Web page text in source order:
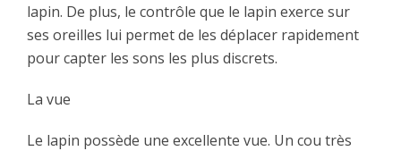
lapin. De plus, le contrôle que le lapin exerce sur
ses oreilles lui permet de les déplacer rapidement
pour capter les sons les plus discrets.
La vue
Le lapin possède une excellente vue. Un cou très